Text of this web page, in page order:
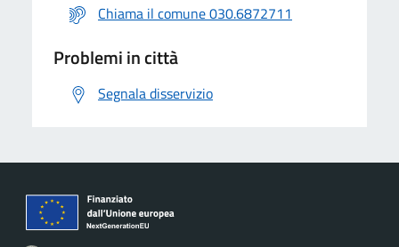
Chiama il comune 030.6872711
Problemi in città
Segnala disservizio